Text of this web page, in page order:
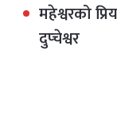
महेश्वरको
दुप्चेश्वर